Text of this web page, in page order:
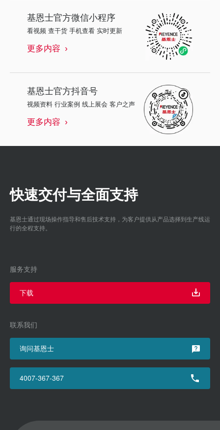
基恩士官方微信小程序
看视频 查干货 手机查看 实时更新
更多内容
基恩士官方抖音号
视频资料 行业案例 线上展会 客户之声
更多内容
快速交付与全面支持
基恩士通过现场操作指导和售后技术支持，为客户提供从产品选择到生产线运
行的全程支持。
服务支持
下载
联系我们
询问基恩士
4007-367-367